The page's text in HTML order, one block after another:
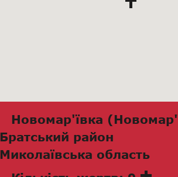
Новомар'ївка
Братський район
Миколаївська область